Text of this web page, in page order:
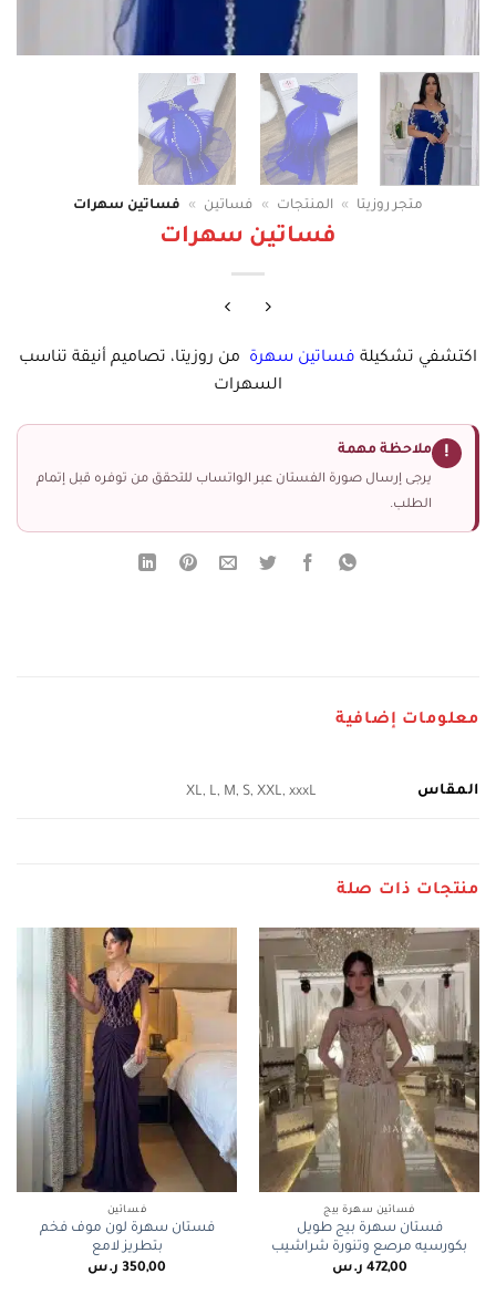
متجر روزيتا » المنتجات » فساتين » فساتين سهرات
فساتين سهرات
اكتشفي تشكيلة فساتين سهرة
من روزيتا، تصاميم أنيقة تناسب
السهرات
! ملاحظة مهمة
يرجى إرسال صورة الفستان عبر الواتساب للتحقق من توفره قبل إتمام
الطلب.
معلومات إضافية
المقاس XL, L, M, S, XXL, xxxL
منتجات ذات صلة
فساتين سهرة بيج
فستان سهرة بيج طويل
بكورسيه مرصع وتنورة شراشيب
472,00 ر.س
فساتين
فستان سهرة لون موف فخم
بتطريز لامع
350,00 ر.س